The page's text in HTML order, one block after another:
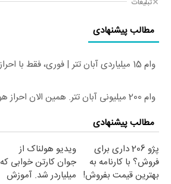
تبلیغات
مطالب پیشنهادی
وام 15 میلیاردی آبان تتر | فوری، فقط با احراز هویت
وام 200 میلیونی آبان تتر. همین الان احراز هویت کن!
مطالب پیشنهادی
پژو 206 داری برای
فروش؟ با کارنامه به
بهترین قیمت بفروش!
ویدیو هولناک از
جوان کارتن خوابی که
میلیاردر شد. آموزش